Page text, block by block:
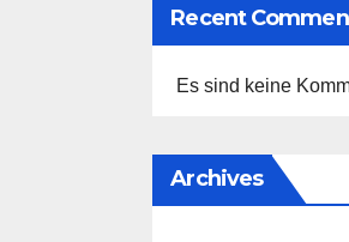
Recent
Es sind keine
Archives